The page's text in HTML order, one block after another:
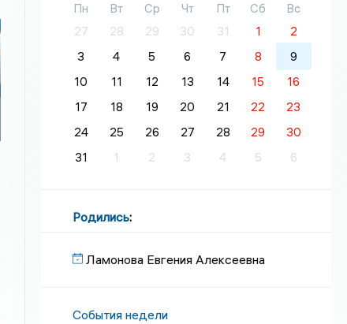
Пн Вт Ср Чт Пт Сб
Вс
27
28 29 30 31 1
2
3
4 5 6 7 8
9
10
11 12 13 14 15
16
17
18 19 20 21 22
23
24
25 26 27 28 29
30
31
1 2 3 4 5 6
Родились:
Ламонова Евгения Алексеевна
События недели